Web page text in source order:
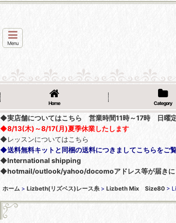
Menu
Home Category
◆実店舗についてはこちら 営業時間11時～17時 日曜
◆8/13(木)～8/17(月)夏季休業したします
◆レッスンについてはこちら
◆送料無料キットと同梱の送料につきましてこちらをご
◆International shipping
◆hotmail/outlook/yahoo/docomoアドレス等が届きに
ホーム > Lizbeth(リズベス)レース糸 > Lizbeth Mix Size80 >